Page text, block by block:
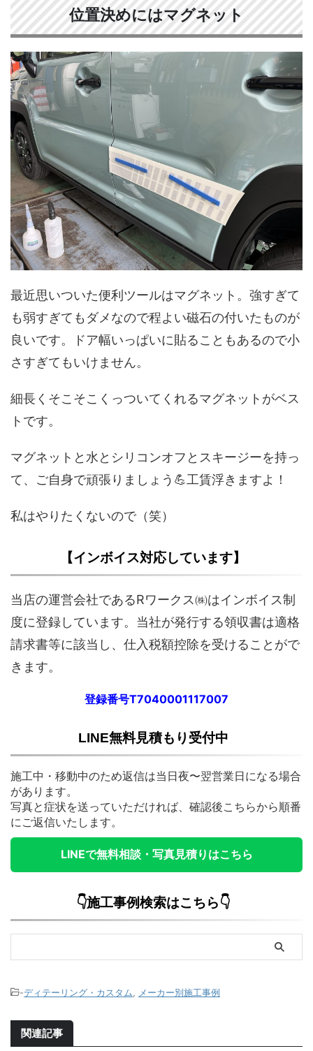
位置決めにはマグネット
最近思いついた便利ツールはマグネット。強すぎて
も弱すぎてもダメなので程よい磁石の付いたものが
良いです。ドア幅いっぱいに貼ることもあるので小
さすぎてもいけません。
細長くそこそこくっついてくれるマグネットがベス
トです。
マグネットと水とシリコンオフとスキージーを持っ
て、ご自身で頑張りましょう💪工賃浮きますよ！
私はやりたくないので（笑）
【インボイス対応しています】
当店の運営会社であるRワークス㈱はインボイス制
度に登録しています。当社が発行する領収書は適格
請求書等に該当し、仕入税額控除を受けることがで
きます。
登録番号T7040001117007
LINE無料見積もり受付中
施工中・移動中のため返信は当日夜〜翌営業日になる場合
があります。
写真と症状を送っていただければ、確認後こちらから順番
にご返信いたします。
LINEで無料相談・写真見積りはこちら
👇施工事例検索はこちら👇
-ディテーリング・カスタム, メーカー別施工事例
関連記事